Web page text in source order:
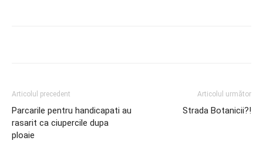
Articolul precedent
Parcarile pentru handicapati au
rasarit ca ciupercile dupa
ploaie
Articolul următor
Strada Botanicii?!